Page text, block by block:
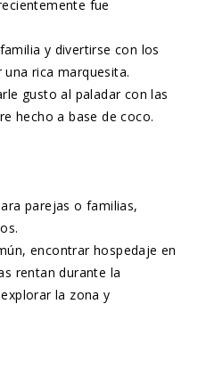
fue
y divertirse con los
rica marquesita.
gusto al paladar con las
hecho a base de coco.
parejas o familias,
encontrar hospedaje en
rentan durante la
la zona y